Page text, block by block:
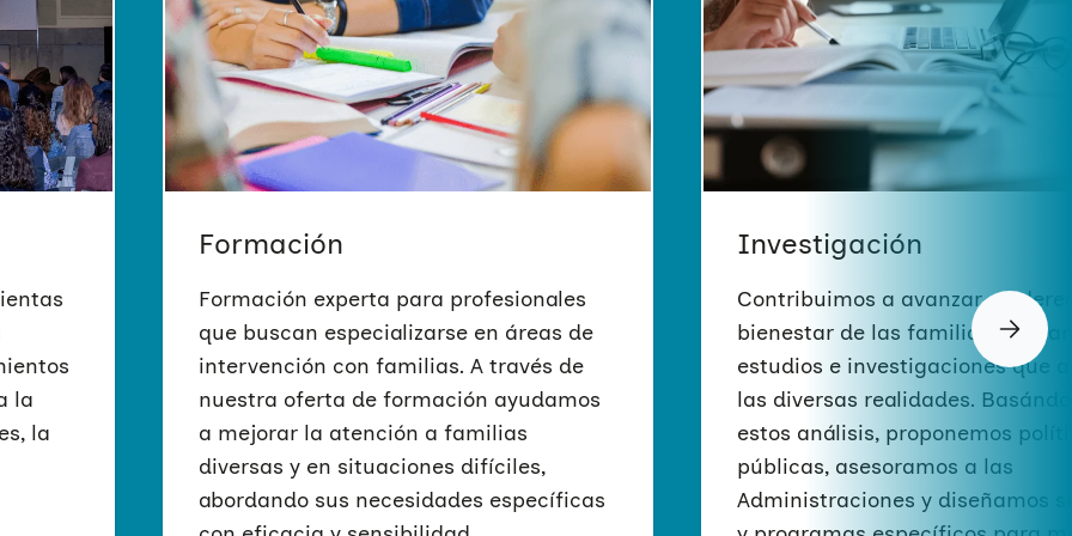
diferentes contextos
MÁS INFORMACIÓN
sexuales y de género.
MÁS INFORMACIÓN
género en clave interseccional, fomentando el
acceso a la información y los recursos públicos
en materia de violencia de género.
MÁS INFORMACIÓN
y
MÁS INFORMACIÓN MÁS INFORMACIÓN
la
la
Formación
Formación experta para profesionales
que buscan especializarse en áreas de
intervención con familias. A través de
nuestra oferta de formación ayudamos
a mejorar la atención a familias
diversas y en situaciones difíciles,
abordando sus necesidades específicas
Investigación
Contribuimos a avanzar en
bienestar de las familias
estudios e investigaciones que
las diversas realidades.
estos análisis, proponemos
públicas, asesoramos a las
Administraciones y diseñamos